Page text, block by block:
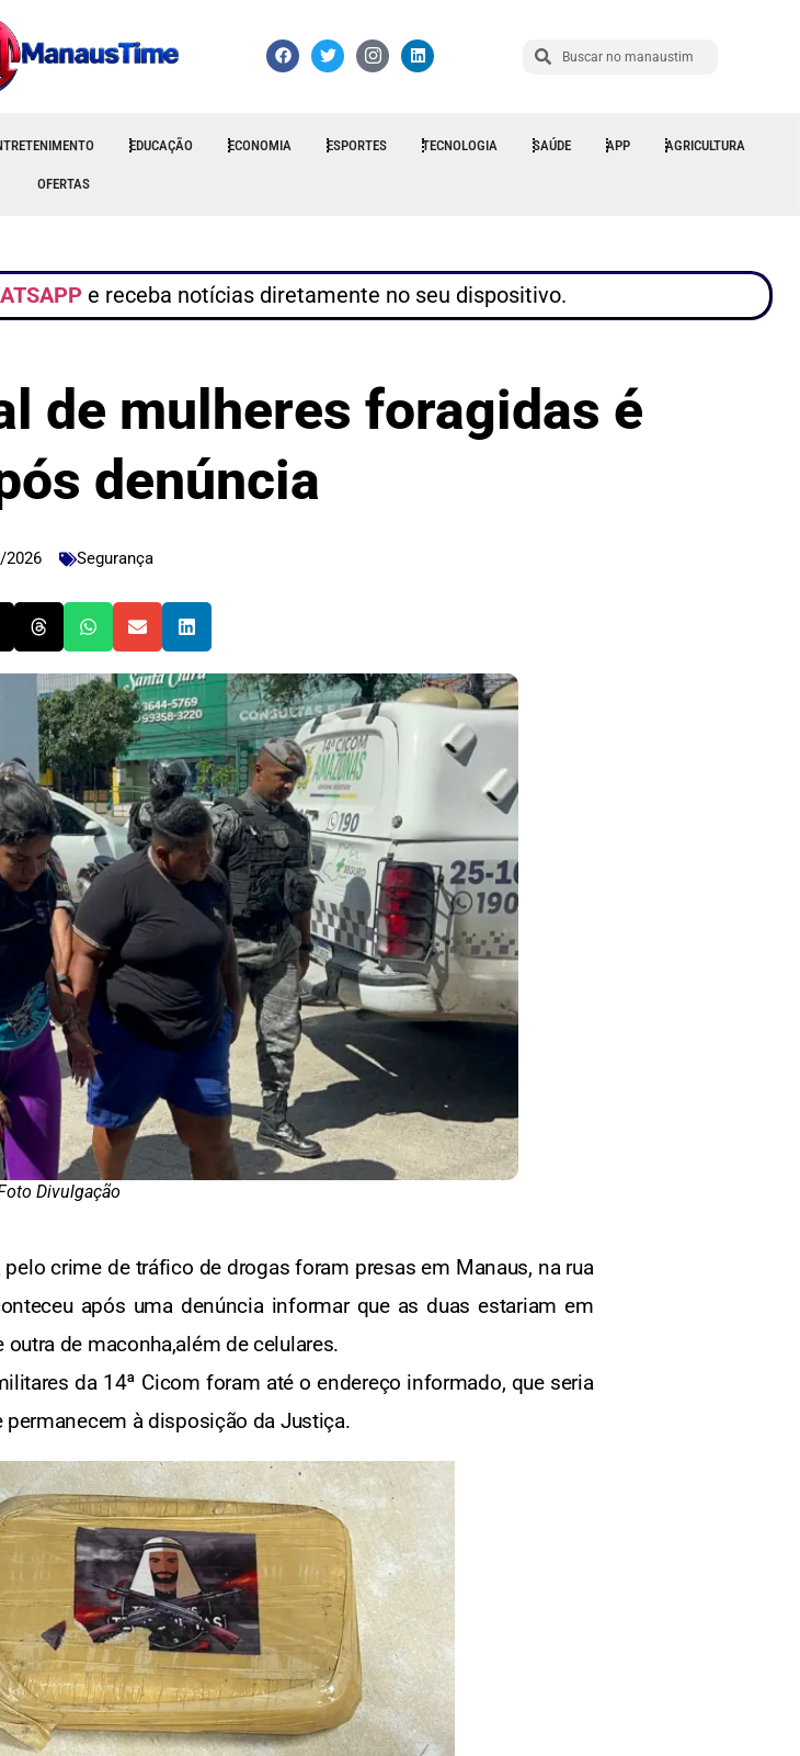
EDUCAÇÃO ECONOMIA ESPORTES TECNOLOGIA SAÚDE APP AGRICULTURA
OFERTAS
e receba notícias diretamente no seu dispositivo.
de mulheres foragidas é
denúncia
2026 Segurança
Divulgação
crime de tráfico de drogas foram presas em Manaus, na rua
após uma denúncia informar que as duas estariam em
de maconha,além de celulares.
da 14ª Cicom foram até o endereço informado, que seria
à disposição da Justiça.